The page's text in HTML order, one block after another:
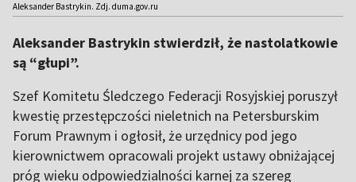
Aleksander Bastrykin. Zdj. duma.gov.ru
Aleksander Bastrykin stwierdził, że nastolatkowie
są “głupi”.
Szef Komitetu Śledczego Federacji Rosyjskiej poruszył
kwestię przestępczości nieletnich na Petersburskim
Forum Prawnym i ogłosił, że urzędnicy pod jego
kierownictwem opracowali projekt ustawy obniżającej
próg wieku odpowiedzialności karnej za szereg